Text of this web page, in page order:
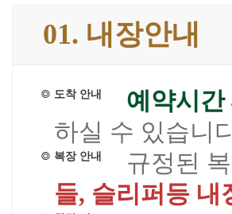
01. 내장안내
도착 안내 예약시간
하실 수 있습니
복장 안내
규정된
들, 슬리퍼등 내